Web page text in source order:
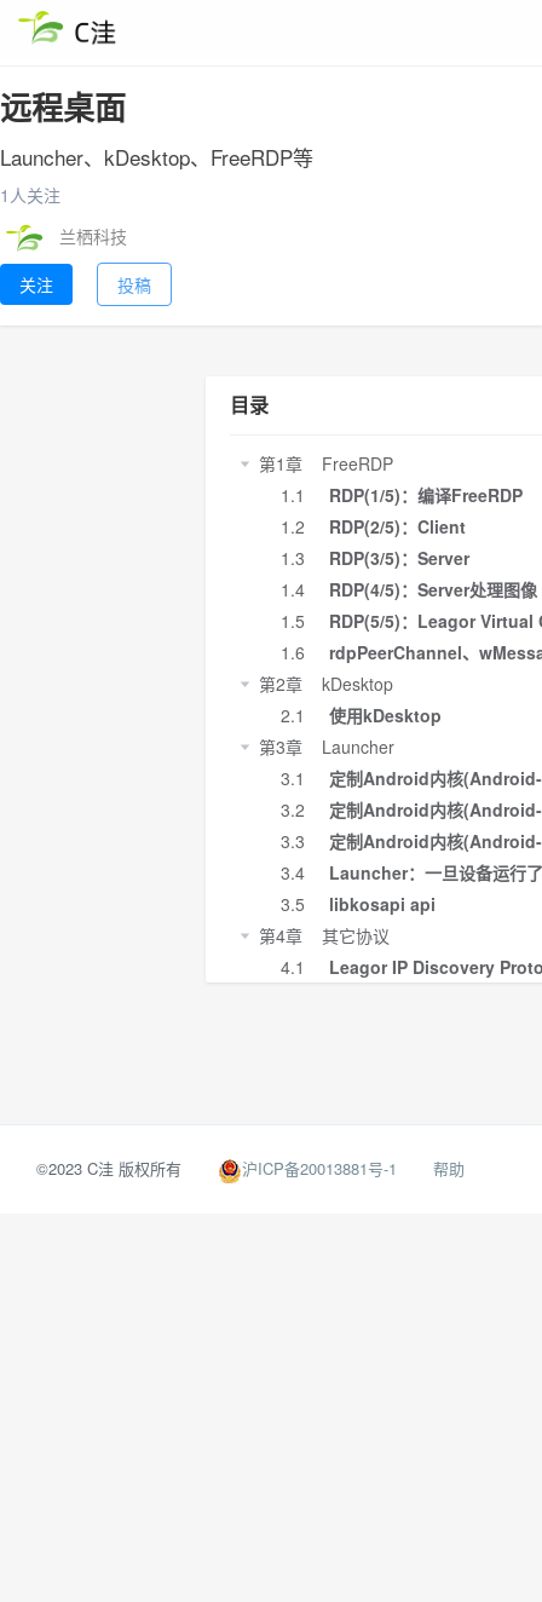
远程桌面
Launcher、kDesktop、FreeRDP等
1人关注
兰栖科技
关注 投稿
目录
第1章 FreeRDP
1.1 RDP(1/5)：编译FreeRDP
1.2 RDP(2/5)：Client
1.3 RDP(3/5)：Server
1.4 RDP(4/5)：Server处理图像
1.5 RDP(5/5)：Leagor
1.6 rdpPeerChannel、
第2章 kDesktop
2.1 使用kDesktop
第3章 Launcher
3.1 定制Android内核
3.2 定制Android内核
3.3 定制Android内核
3.4 Launcher：一旦设备运行
3.5 libkosapi api
第4章 其它协议
4.1 Leagor IP Discovery
©2023 C洼 版权所有 沪ICP备20013881号-1 帮助